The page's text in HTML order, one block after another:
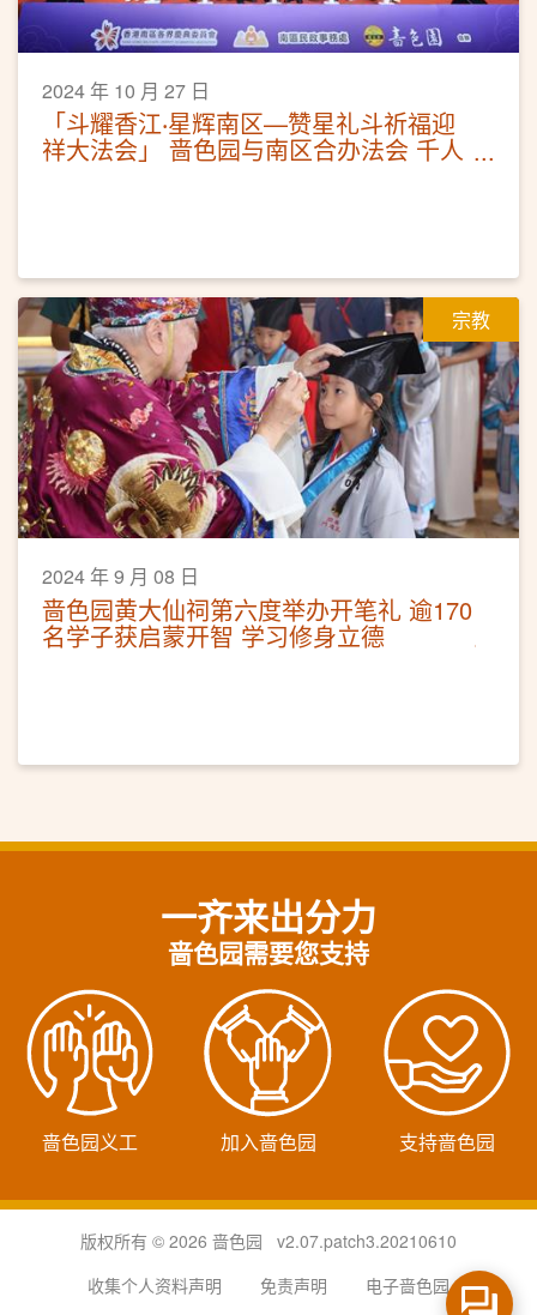
2024 年 10 月 27 日
「斗耀香江‧星辉南区—赞星礼斗祈福迎
祥大法会」 啬色园与南区合办法会 千人
宗教
2024 年 9 月 08 日
啬色园黄大仙祠第六度举办开笔礼 逾170
名学子获启蒙开智 学习修身立德
一齐来出分力
啬色园需要您支持
啬色园义工 加入啬色园 支持啬色园
版权所有 © 2026 啬色园 v2.07.patch3.20210610
收集个人资料声明
免责声明 电子啬色园